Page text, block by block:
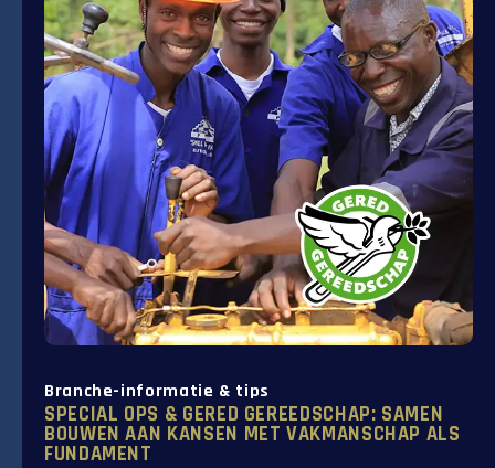
SPECIAL OPS & GERED GEREEDSCHAP: SAMEN
BOUWEN AAN KANSEN MET VAKMANSCHAP ALS
FUNDAMENT
Branche-informatie & tips